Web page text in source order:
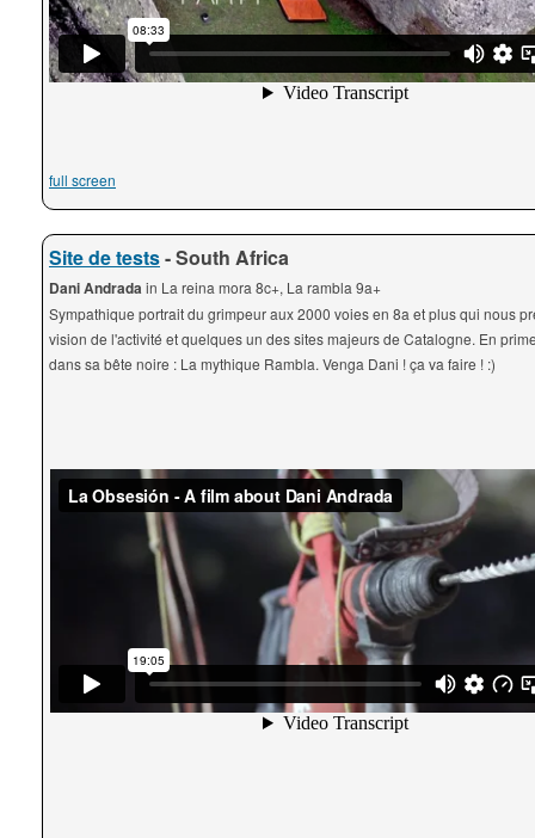
full screen
Site de tests- South Africa
Dani Andradain La reina mora 8c+, La rambla 9a+
Sympathique portrait du grimpeur aux 2000 voies en 8a et plus qui nous
vision de l'activité et quelques un des sites majeurs de Catalogne. En
dans sa bête noire : La mythique Rambla. Venga Dani ! ça va faire ! :)